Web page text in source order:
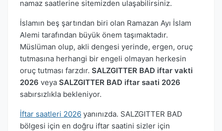
namaz saatlerine sitemizden ulaşabilirsiniz.
İslamın beş şartından biri olan Ramazan Ayı İslam
Alemi tarafından büyük önem taşımaktadır.
Müslüman olup, akli dengesi yerinde, ergen, oruç
tutmasına herhangi bir engeli olmayan herkesin
oruç tutması farzdır. SALZGITTER BAD iftar vakti
2026 veya SALZGITTER BAD iftar saati 2026
sabırsızlıkla bekleniyor.
İftar saatleri 2026 yanınızda. SALZGITTER BAD
bölgesi için en doğru iftar saatini sizler için